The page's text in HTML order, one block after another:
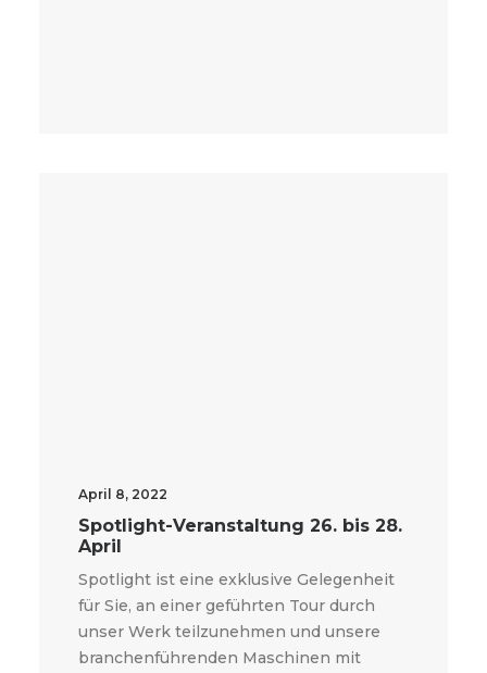
April 8, 2022
Spotlight-Veranstaltung 26. bis 28.
April
Spotlight ist eine exklusive Gelegenheit
für Sie, an einer geführten Tour durch
unser Werk teilzunehmen und unsere
branchenführenden Maschinen mit